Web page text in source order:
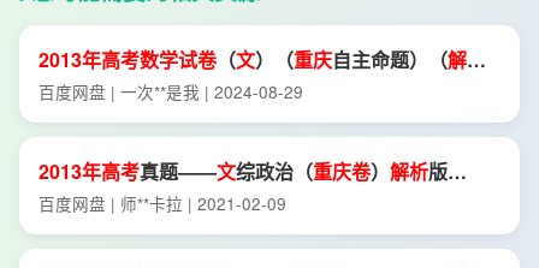
2013年高考数学试卷（文）（重庆自主命题）（解析
卷）.pdf
百度网盘 | 一次**是我 | 2024-08-29
2013年高考真题——文综政治（重庆卷） 解析版
Word版含解析[* 高考]
百度网盘 | 师**卡拉 | 2021-02-09